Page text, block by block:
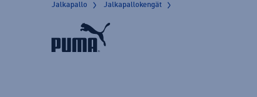
Jalkapallo Jalkapallokengät